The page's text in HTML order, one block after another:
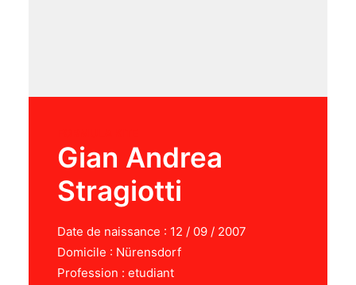
Gian Andrea
Stragiotti
Date de naissance : 12 / 09 / 2007
Domicile : Nürensdorf
Profession : etudiant